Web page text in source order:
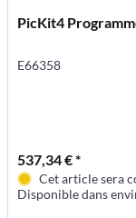
PicKit4
E66358
537,34 € *
Cet article sera
Disponible dans